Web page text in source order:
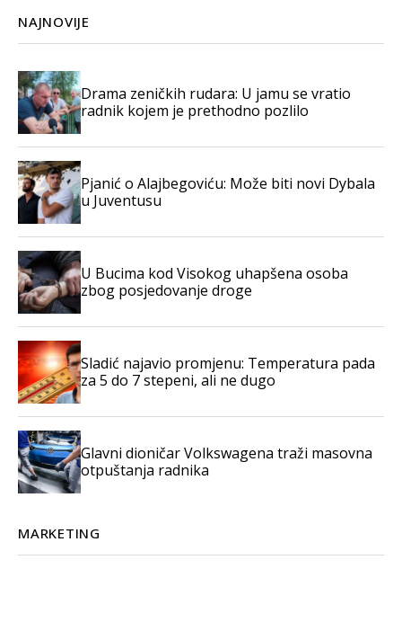
NAJNOVIJE
Drama zeničkih rudara: U jamu se vratio
radnik kojem je prethodno pozlilo
Pjanić o Alajbegoviću: Može biti novi Dybala
u Juventusu
U Bucima kod Visokog uhapšena osoba
zbog posjedovanje droge
Sladić najavio promjenu: Temperatura pada
za 5 do 7 stepeni, ali ne dugo
Glavni dioničar Volkswagena traži masovna
otpuštanja radnika
MARKETING